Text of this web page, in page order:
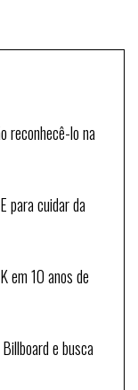
reconhecê-lo na
para cuidar da
em 10 anos de
e busca